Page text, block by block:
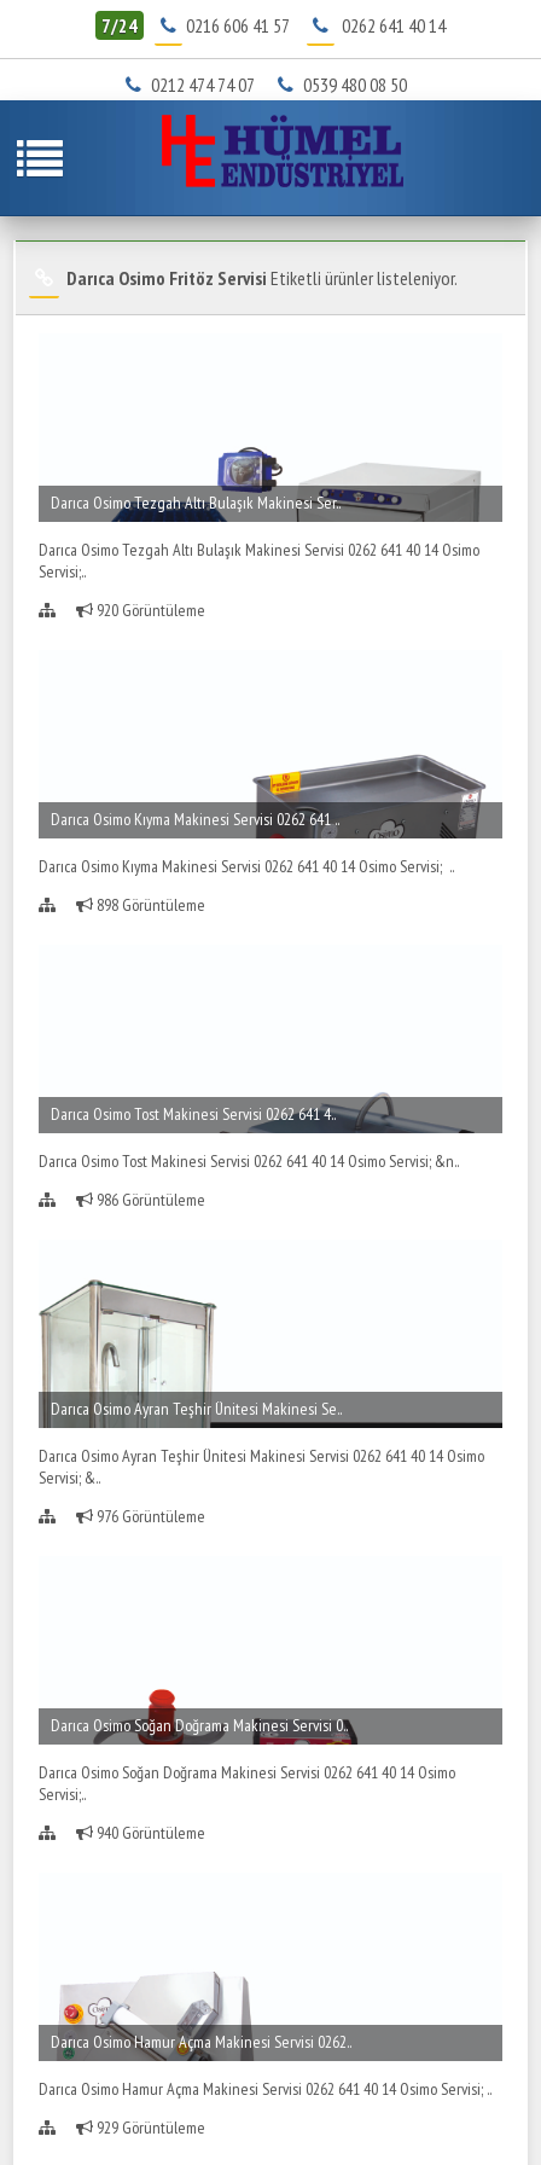
7/24 0216 606 41 57 0262 641 40 14
0212 474 74 07 0539 480 08 50
Darıca Osimo Fritöz Servisi Etiketli ürünler listeleniyor.
Darıca Osimo Tezgah Altı Bulaşık Makinesi Ser..
Darıca Osimo Tezgah Altı Bulaşık Makinesi Servisi 0262 641 40 14 Osimo
Servisi;..
920 Görüntüleme
Darıca Osimo Kıyma Makinesi Servisi 0262 641 ..
Darıca Osimo Kıyma Makinesi Servisi 0262 641 40 14 Osimo Servisi; ..
898 Görüntüleme
Darıca Osimo Tost Makinesi Servisi 0262 641 4..
Darıca Osimo Tost Makinesi Servisi 0262 641 40 14 Osimo Servisi; &n..
986 Görüntüleme
Darıca Osimo Ayran Teşhir Ünitesi Makinesi Se..
Darıca Osimo Ayran Teşhir Ünitesi Makinesi Servisi 0262 641 40 14 Osimo
Servisi; &..
976 Görüntüleme
Darıca Osimo Soğan Doğrama Makinesi Servisi 0..
Darıca Osimo Soğan Doğrama Makinesi Servisi 0262 641 40 14 Osimo
Servisi;..
940 Görüntüleme
Darıca Osimo Hamur Açma Makinesi Servisi 0262..
Darıca Osimo Hamur Açma Makinesi Servisi 0262 641 40 14 Osimo Servisi; ..
929 Görüntüleme